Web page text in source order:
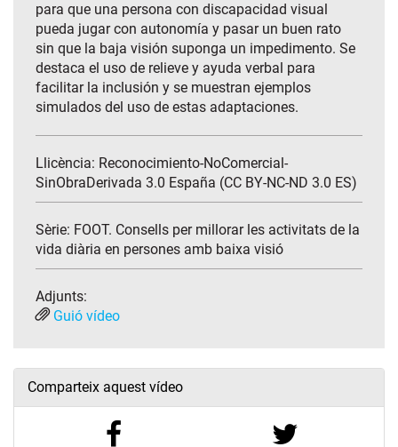
para que una persona con discapacidad visual
pueda jugar con autonomía y pasar un buen rato
sin que la baja visión suponga un impedimento. Se
destaca el uso de relieve y ayuda verbal para
facilitar la inclusión y se muestran ejemplos
simulados del uso de estas adaptaciones.
Llicència: Reconocimiento-NoComercial-
SinObraDerivada 3.0 España (CC BY-NC-ND 3.0 ES)
Sèrie: FOOT. Consells per millorar les activitats de la
vida diària en persones amb baixa visió
Adjunts:
Guió vídeo
Comparteix aquest vídeo